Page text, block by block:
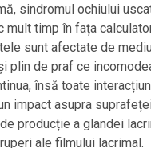
sindromul ochiului
mult timp în fața
sunt afectate de
plin de praf ce
însă toate
impact asupra
producție a glandei
ale filmului lacrimal.